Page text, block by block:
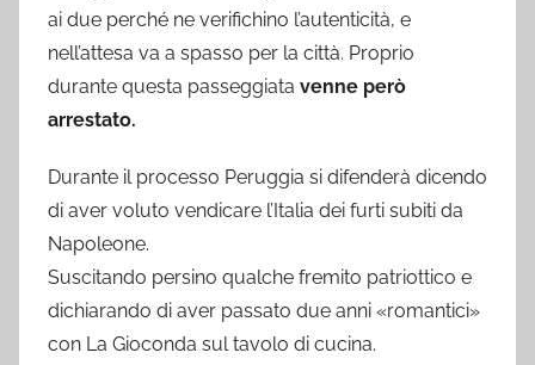
ai due perché ne verifichino l’autenticità, e
nell’attesa va a spasso per la città. Proprio
durante questa passeggiata venne però
arrestato.
Durante il processo Peruggia si difenderà dicendo
di aver voluto vendicare l’Italia dei furti subiti da
Napoleone.
Suscitando persino qualche fremito patriottico e
dichiarando di aver passato due anni «romantici»
con La Gioconda sul tavolo di cucina.